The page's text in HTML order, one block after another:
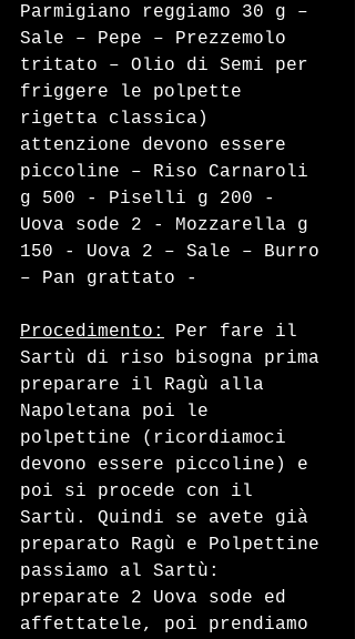
Parmigiano reggiamo 30 g –
Sale – Pepe – Prezzemolo
tritato – Olio di Semi per
friggere le polpette
rigetta classica)
attenzione devono essere
piccoline – Riso Carnaroli
g 500 - Piselli g 200 -
Uova sode 2 - Mozzarella g
150 - Uova 2 – Sale – Burro
– Pan grattato -
Procedimento:
Per fare il
Sartù di riso bisogna prima
preparare il Ragù alla
Napoletana poi le
polpettine (ricordiamoci
devono essere piccoline) e
poi si procede con il
Sartù. Quindi se avete già
preparato Ragù e Polpettine
passiamo al Sartù:
preparate 2 Uova sode ed
affettatele, poi prendiamo